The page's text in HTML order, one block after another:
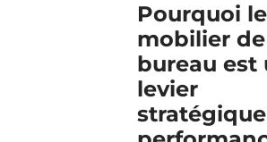
Pourquoi le
mobilier de
bureau est
levier